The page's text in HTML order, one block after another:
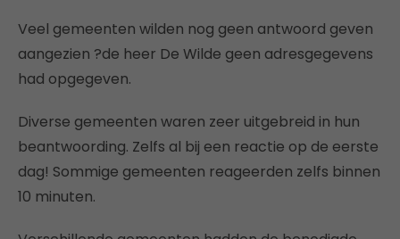
Veel gemeenten wilden nog geen antwoord geven
aangezien ?de heer De Wilde geen adresgegevens
had opgegeven.
Diverse gemeenten waren zeer uitgebreid in hun
beantwoording. Zelfs al bij een reactie op de eerste
dag! Sommige gemeenten reageerden zelfs binnen
10 minuten.